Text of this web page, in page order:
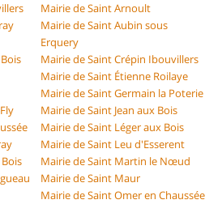
Mairie de Saint Arnoult
Mairie de Saint Aubin sous
Erquery
Mairie de Saint Crépin Ibouvillers
Mairie de Saint Étienne Roilaye
Mairie de Saint Germain la Poterie
Mairie de Saint Jean aux Bois
Mairie de Saint Léger aux Bois
Mairie de Saint Leu d'Esserent
Mairie de Saint Martin le Nœud
Mairie de Saint Maur
Mairie de Saint Omer en Chaussée